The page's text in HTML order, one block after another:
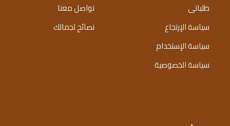
طلباتى
سياسة الإرتجاع
سياسة الإستخدام
سياسة الخصوصية
تواصل معنا
نصائح لجمالك